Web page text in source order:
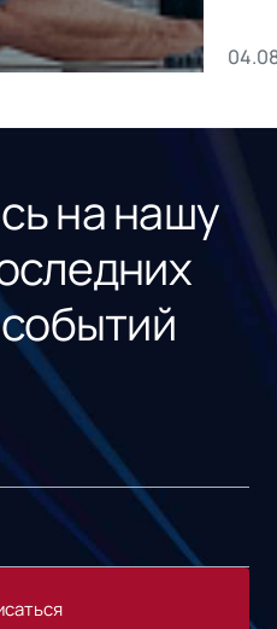
на нашу